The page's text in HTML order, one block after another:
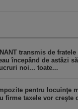
transmis de fratele
începând de astăzi să
noi... toate...
pentru locuinţe
firme taxele vor creşte